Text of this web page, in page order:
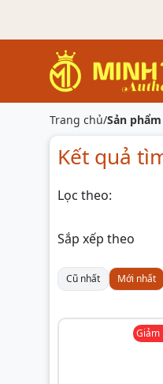
Trang chủ/Sản phẩm
Kết quả
Lọc theo:
Sắp xếp theo
Cũ nhất Mới nhất
Giảm